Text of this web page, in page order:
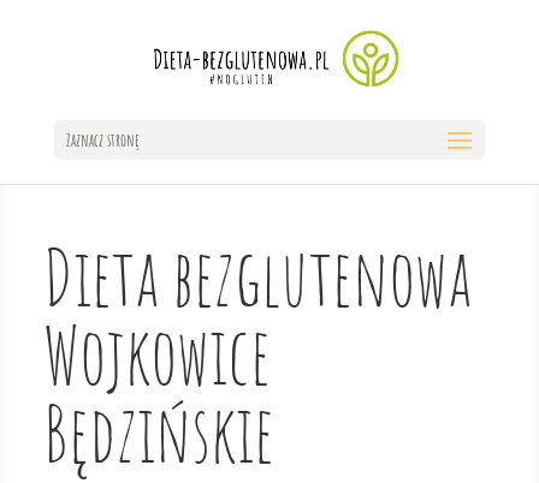
Zaznacz stronę
Dieta bezglutenowa
Wojkowice
Będzińskie